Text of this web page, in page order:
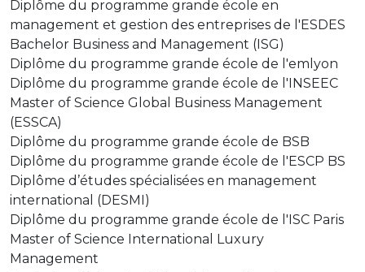
Diplôme du programme grande école en
management et gestion des entreprises de l'ESDES
Bachelor Business and Management (ISG)
Diplôme du programme grande école de l'emlyon
Diplôme du programme grande école de l'INSEEC
Master of Science Global Business Management
(ESSCA)
Diplôme du programme grande école de BSB
Diplôme du programme grande école de l'ESCP BS
Diplôme d’études spécialisées en management
international (DESMI)
Diplôme du programme grande école de l'ISC Paris
Master of Science International Luxury
Management